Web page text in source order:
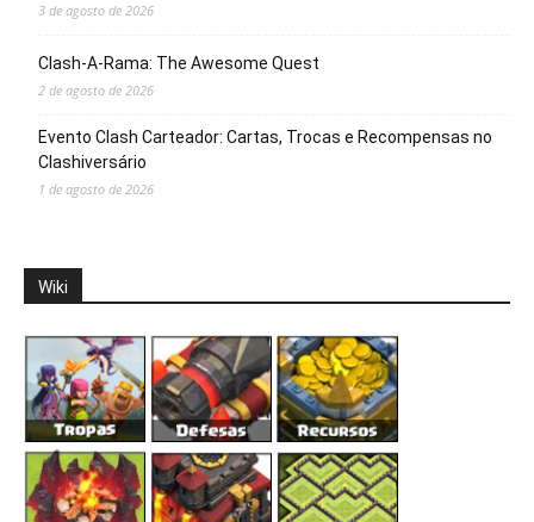
3 de agosto de 2026
Clash-A-Rama: The Awesome Quest
2 de agosto de 2026
Evento Clash Carteador: Cartas, Trocas e Recompensas no
Clashiversário
1 de agosto de 2026
Wiki